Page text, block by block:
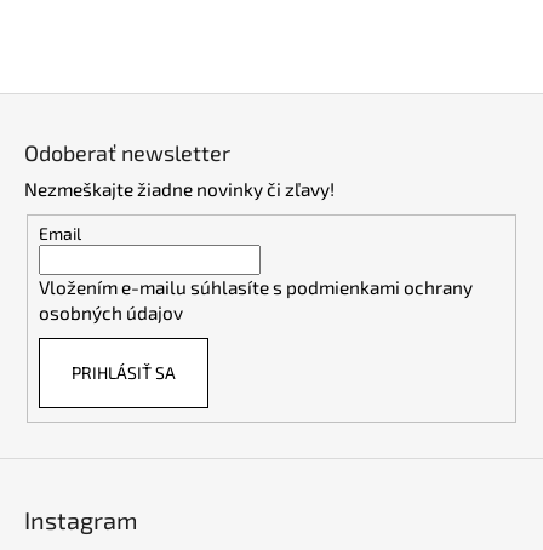
Odoberať newsletter
Nezmeškajte žiadne novinky či zľavy!
Email
Vložením e-mailu súhlasíte s podmienkami ochrany
osobných údajov
PRIHLÁSIŤ SA
Instagram